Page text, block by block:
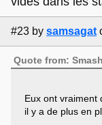
#23 by samsagat
Quote from:
Eux ont vraiment
il y a de plus en